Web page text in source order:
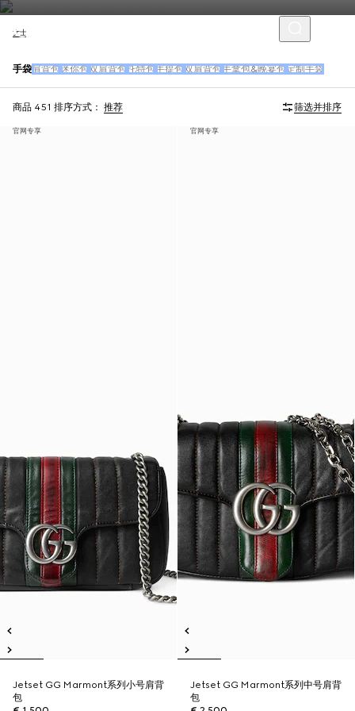
女士
手袋 肩背包 迷你包 双肩背包 托特包 手提包 双肩背包 手拿包&晚宴包 定制手袋
商品 451 排序方式： 推荐 筛选并排序
官网专享
Jetset GG Marmont系列小号肩背
包
官网专享
Jetset GG Marmont系列中号肩背
包